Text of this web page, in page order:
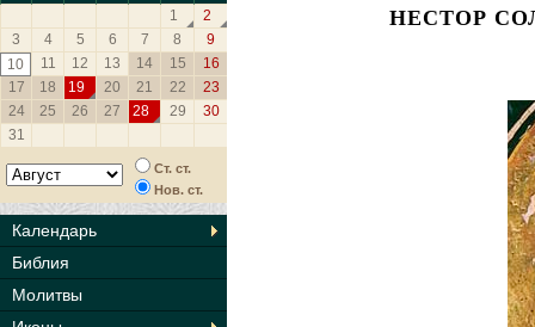
1
2
3
4 5 6 7 8
9
10
11 12 13 14 15
16
17
18 19 20 21 22
23
24
25 26 27 28 29
30
31
Ст. ст.
Нов. ст.
Календарь
Библия
Молитвы
НЕСТОР